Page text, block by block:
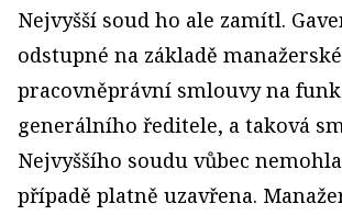
Nejvyšší soud ho ale zamítl.
odstupné na základě
pracovněprávní smlouvy na
generálního ředitele, a taková
Nejvyššího soudu vůbec
případě platně uzavřena.